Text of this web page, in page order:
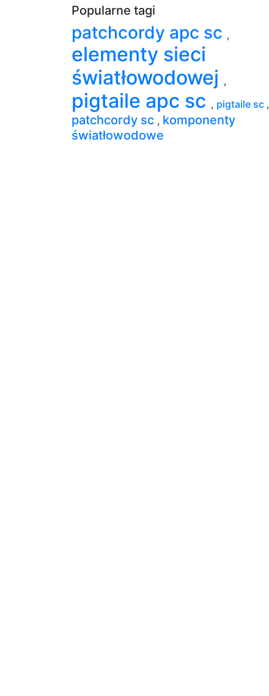
Popularne tagi
patchcordy apc sc ,
elementy sieci
światłowodowej ,
pigtaile apc sc , pigtaile sc ,
patchcordy sc , komponenty
światłowodowe